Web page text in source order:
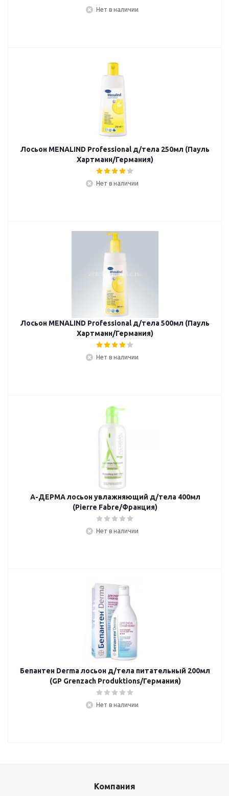
Нет в наличии
Лосьон MENALIND Professional д/тела 250мл (Пауль
Хартманн/Германия)
Нет в наличии
Лосьон MENALIND Professional д/тела 500мл (Пауль
Хартманн/Германия)
Нет в наличии
А-ДЕРМА лосьон увлажняющий д/тела 400мл
(Pierre Fabre/Франция)
Нет в наличии
Бепантен Derma лосьон д/тела питательный 200мл
(GP Grenzach Produktions/Германия)
Нет в наличии
Компания